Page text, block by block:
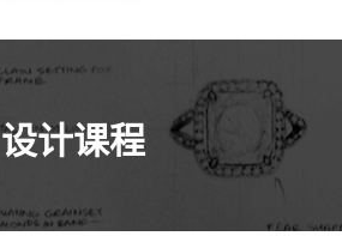
设计课程